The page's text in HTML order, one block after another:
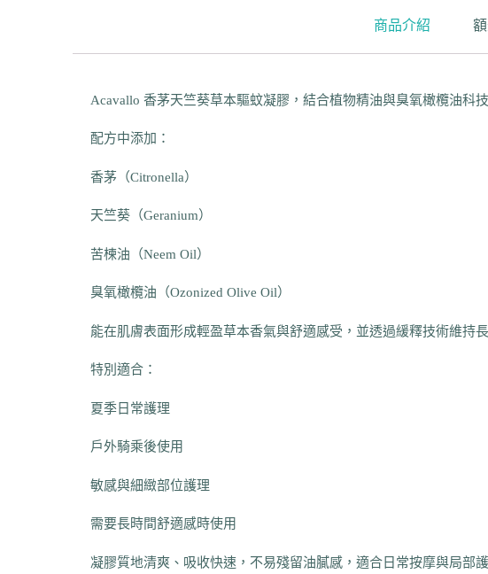
商品介紹
Acavallo 香茅天竺葵草本驅蚊凝膠，結合植物精油與臭氧橄欖油科
配方中添加：
香茅（Citronella）
天竺葵（Geranium）
苦楝油（Neem Oil）
臭氧橄欖油（Ozonized Olive Oil）
能在肌膚表面形成輕盈草本香氣與舒適感受，並透過緩釋技術維持
特別適合：
夏季日常護理
戶外騎乘後使用
敏感與細緻部位護理
需要長時間舒適感時使用
凝膠質地清爽、吸收快速，不易殘留油膩感，適合日常按摩與局部